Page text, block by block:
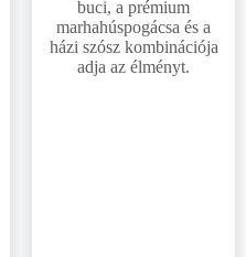
buci, a prémium
marhahúspogácsa és a
házi szósz kombinációja
adja az élményt.